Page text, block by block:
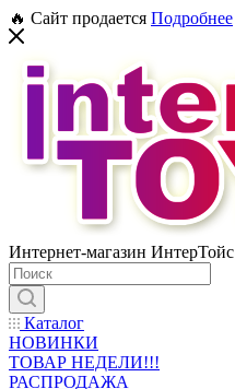
🔥 Сайт продается Подробнее
Интернет-магазин ИнтерТойс
Каталог
НОВИНКИ
ТОВАР НЕДЕЛИ!!!
РАСПРОДАЖА